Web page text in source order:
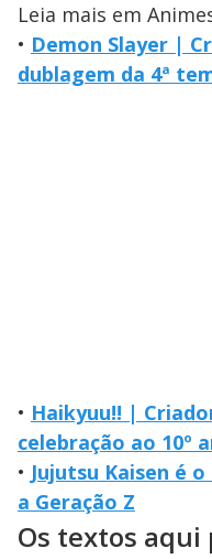
Leia mais em
• Demon Slayer |
dublagem da 4ª
• Haikyuu!! |
celebração ao 10º
• Jujutsu Kaisen é
a Geração Z
Os textos aqui